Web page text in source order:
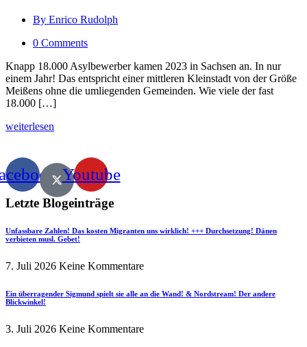
By Enrico Rudolph
0 Comments
Knapp 18.000 Asylbewerber kamen 2023 in Sachsen an. In nur
einem Jahr! Das entspricht einer mittleren Kleinstadt von der Größe
Meißens ohne die umliegenden Gemeinden. Wie viele der fast
18.000 […]
weiterlesen
Youtube
Letzte Blogeinträge
Unfassbare Zahlen! Das kosten Migranten uns wirklich! +++ Durchsetzung! Dänen
verbieten musl. Gebet!
7. Juli 2026 Keine Kommentare
Ein überragender Sigmund spielt sie alle an die Wand! & Nordstream! Der andere
Blickwinkel!
3. Juli 2026 Keine Kommentare